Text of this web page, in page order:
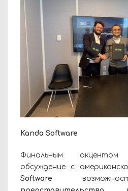
Kanda Software
Финальным
обсуждение с
Software